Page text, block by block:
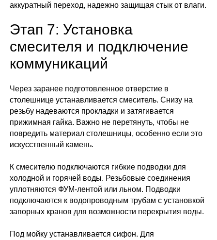
аккуратный переход, надежно защищая стык от влаги.
Этап 7: Установка
смесителя и подключение
коммуникаций
Через заранее подготовленное отверстие в
столешнице устанавливается смеситель. Снизу на
резьбу надеваются прокладки и затягивается
прижимная гайка. Важно не перетянуть, чтобы не
повредить материал столешницы, особенно если это
искусственный камень.
К смесителю подключаются гибкие подводки для
холодной и горячей воды. Резьбовые соединения
уплотняются ФУМ-лентой или льном. Подводки
подключаются к водопроводным трубам с установкой
запорных кранов для возможности перекрытия воды.
Под мойку устанавливается сифон. Для